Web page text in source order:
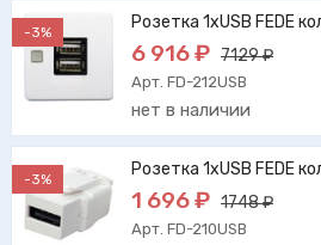
-3% Розетка 1xUSB FEDE
6 916 ₽ 7129 ₽
Арт. FD-212USB
нет в наличии
-3% Розетка 1xUSB FEDE
1 696 ₽ 1748 ₽
Арт. FD-210USB